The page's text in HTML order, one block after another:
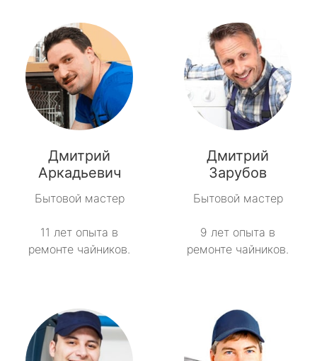
Дмитрий
Аркадьевич
Бытовой мастер
11 лет опыта в
ремонте чайников.
Дмитрий
Зарубов
Бытовой мастер
9 лет опыта в
ремонте чайников.